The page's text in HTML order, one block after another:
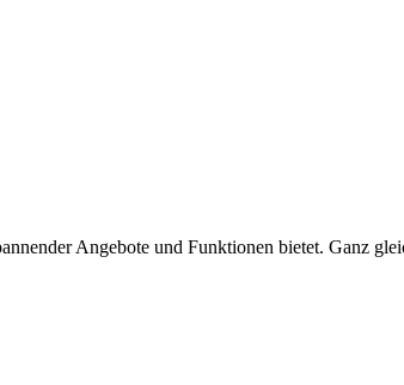
Angebote und Funktionen bietet. Ganz